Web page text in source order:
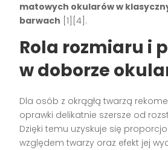
matowych okularów w
barwach [1][4] .
Rola rozmiaru i
w doborze
Dla osób z okrągłą twarzą
oprawki delikatnie szersze od
Dzięki temu uzyskuje się
względem twarzy oraz efekt jej